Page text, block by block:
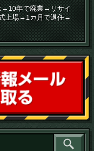
→10年で廃業→リサイ
上場→1カ月で退任→
読